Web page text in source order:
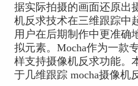
据实际拍摄的画面还原出
机反求技术在三维跟踪中
用户在后期制作中更准确
拟元素。Mocha作为一款
样支持摄像机反求功能。
于几维跟踪 mocha摄像机